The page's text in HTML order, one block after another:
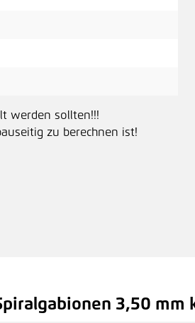
werden sollten!!!
zu berechnen ist!
3,50 mm